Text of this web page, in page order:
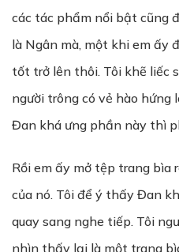
các tác phẩm nổi bật cũng
là Ngân mà, một khi em ấy
tốt trở lên thôi. Tôi khẽ liếc
người trông có vẻ hào hứng
Đan khá ưng phần này thì
Rồi em ấy mở tệp trang bìa
của nó. Tôi để ý thấy Đan
quay sang nghe tiếp. Tôi
nhìn thấy lại là một trang